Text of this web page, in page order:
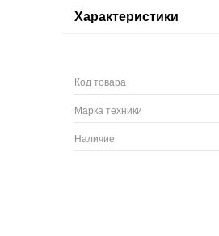
Характеристики
Код товара
Марка техники
Наличие